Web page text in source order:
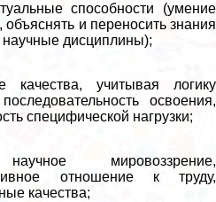
способности (умение
и переносить знания
дисциплины);
качества, учитывая логику
освоения,
специфической нагрузки;
мировоззрение,
отношение к труду,
качества;